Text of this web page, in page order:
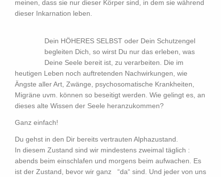
meinen, dass sie nur dieser Körper sind, in dem sie während
dieser Inkarnation leben.
Dein HÖHERES SELBST oder Dein Schutzengel
begleiten Dich, so wirst Du nur das erleben, was
Deine Seele bereit ist, zu verarbeiten. Die im
heutigen Leben noch auftretenden Nachwirkungen, wie
Ängste aller Art, Zwänge, psychosomatische Krankheiten,
Migräne uvm. können so beseitigt werden. Wie gelingt es, an
dieses alte Wissen der Seele heranzukommen?
Ganz einfach!
Du gehst in den Dir bereits vertrauten Alphazustand.
In diesem Zustand sind wir mindestens zweimal täglich :
abends beim einschlafen und morgens beim aufwachen. Es
ist der Zustand, bevor wir ganz “da“ sind. Und jeder von uns